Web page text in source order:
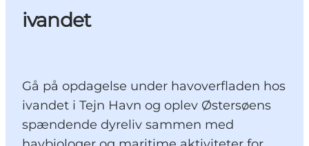
ivandet
Gå på opdagelse under havoverfladen hos
ivandet i Tejn Havn og oplev Østersøens
spændende dyreliv sammen med